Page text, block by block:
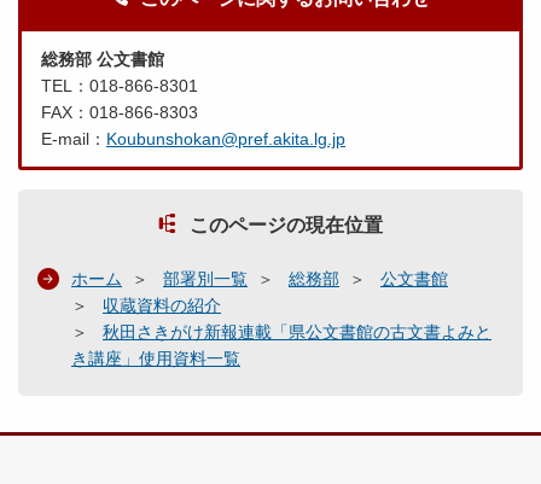
総務部 公文書館
TEL：018-866-8301
FAX：018-866-8303
E-mail： Koubunshokan@pref.akita.lg.jp
このページの現在位置
ホーム 部署別一覧 総務部
公文書館
収蔵資料の紹介
秋田さきがけ新報連載「県公文書館の古文書よみと
き講座」使用資料一覧